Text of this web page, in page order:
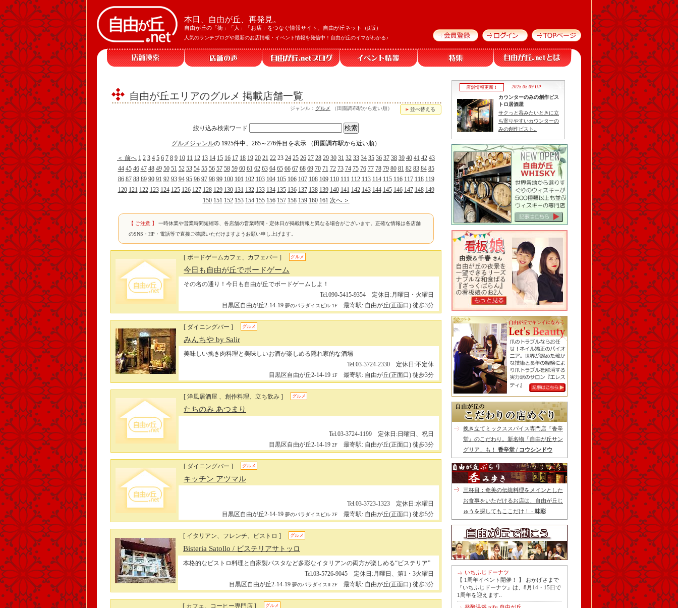
本日、自由が丘、再発見。
自由が丘の「街」「人」「お店」をつなぐ情報サイト、自由が丘ネット（β版）
人気のランチブログや最新のお店情報・イベント情報を発信中！自由が丘のイマがわかる♪
自由が丘エリアのグルメ 掲載店舗一覧
並べ替える
ジャンル： グルメ （田園調布駅から近い順）
絞り込み検索ワード
グルメジャンルの 1925件中、265～276件目を表示 （田園調布駅から近い順）
＜ 前へ 1 2 3 4 5 6 7 8 9 10 11 12 13 14 15 16 17 18 19 20 21 22 23 24 25 26 27 28 29 30 31 32 33 34 35 36 37 38 39 40 41 42 43
44 45 46 47 48 49 50 51 52 53 54 55 56 57 58 59 60 61 62 63 64 65 66 67 68 69 70 71 72 73 74 75 76 77 78 79 80 81 82 83 84 85
86 87 88 89 90 91 92 93 94 95 96 97 98 99 100 101 102 103 104 105 106 107 108 109 110 111 112 113 114 115 116 117 118 119
120 121 122 123 124 125 126 127 128 129 130 131 132 133 134 135 136 137 138 139 140 141 142 143 144 145 146 147 148 149
150 151 152 153 154 155 156 157 158 159 160 161 次へ ＞
【 ご注意 】
一時休業や営業時間短縮等、各店舗の営業時間・定休日が掲載情報と異なる場合がございます。正確な情報は各店舗
のSNS・HP・電話等で直接ご確認いただけますようお願い申し上げます。
[ ボードゲームカフェ、カフェバー ] グルメ
今日も自由が丘でボードゲーム
その名の通り！今日も自由が丘でボードゲームしよ！
Tel.090-5415-9354 定休日:月曜日・火曜日
目黒区自由が丘2-14-19 夢のパラダイスビル 1F 最寄駅: 自由が丘(正面口) 徒歩3分
[ ダイニングバー ] グルメ
みんちや by Salir
美味しい挽き肉料理と美味しいお酒が楽しめる隠れ家的な酒場
Tel.03-3724-2330 定休日:不定休
目黒区自由が丘2-14-19 1F 最寄駅: 自由が丘(正面口) 徒歩3分
[ 洋風居酒屋 、創作料理、立ち飲み ] グルメ
たちのみ あつまり
Tel.03-3724-1199 定休日:日曜日、祝日
目黒区自由が丘2-14-19 2F 最寄駅: 自由が丘(正面口) 徒歩3分
[ ダイニングバー ] グルメ
キッチン アツマル
Tel.03-3723-1323 定休日:水曜日
目黒区自由が丘2-14-19 夢のパラダイスビル 2F 最寄駅: 自由が丘(正面口) 徒歩5分
[ イタリアン、フレンチ、ビストロ ] グルメ
Bisteria Satollo / ビステリアサトッロ
本格的なビストロ料理と自家製パスタなど多彩なイタリアンの両方が楽しめる“ビステリア”
Tel.03-5726-9045 定休日:月曜日、第1・3火曜日
目黒区自由が丘2-14-19 夢のパラダイスII 2F 最寄駅: 自由が丘(正面口) 徒歩3分
[ カフェ、コーヒー専門店 ] グルメ
店舗情報更新！ 2025.05.09 UP
カウンターのみの創作ビス
トロ居酒屋
サクっと呑みたいときに立
ち寄りやすいカウンターの
みの創作ビスト..
挽き立てミックススパイス専門店『香辛
堂』のこだわり。新名物「自由が丘サン
グリア」も！ 香辛堂 / コウシンドウ
三杯目：奄美の伝統料理をメインとした
お食事をいただけるお店は、自由が丘じ
ゅうを探してもここだけ！ - 味彩
いちふじドーナツ
【 1周年イベント開催！ 】 おかげさまで
『いちふじドーナツ』は、8月14・15日で
1周年を迎えます..